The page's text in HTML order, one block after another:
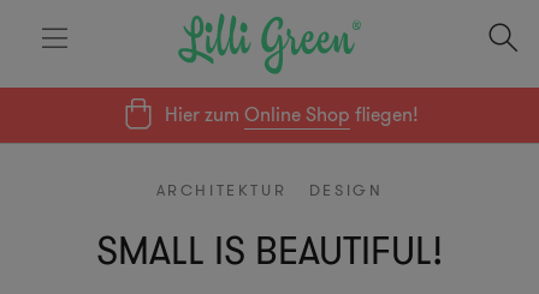
Hier zumOnline Shop fliegen!
ARCHITEKTUR DESIGN
SMALL IS BEAUTIFUL!